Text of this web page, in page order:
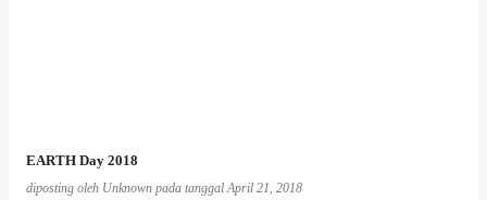
EARTH Day 2018
diposting oleh Unknown pada tanggalApril 21, 2018